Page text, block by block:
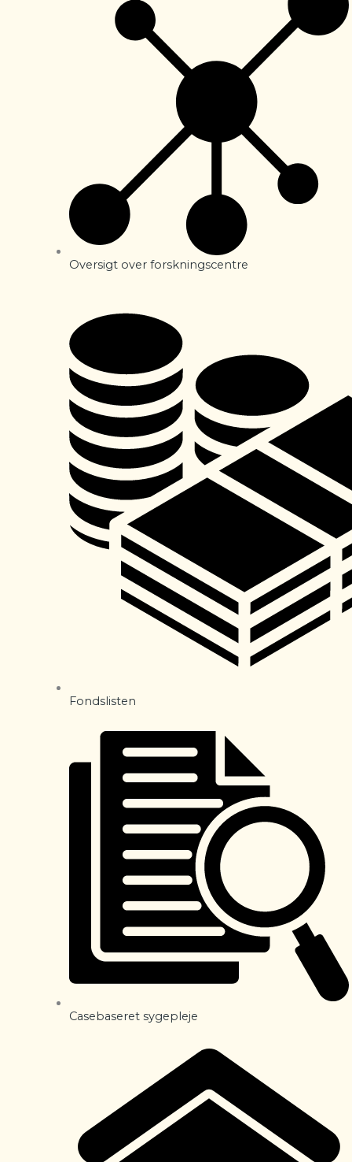
Oversigt over forskningscentre
Fondslisten
Casebaseret sygepleje